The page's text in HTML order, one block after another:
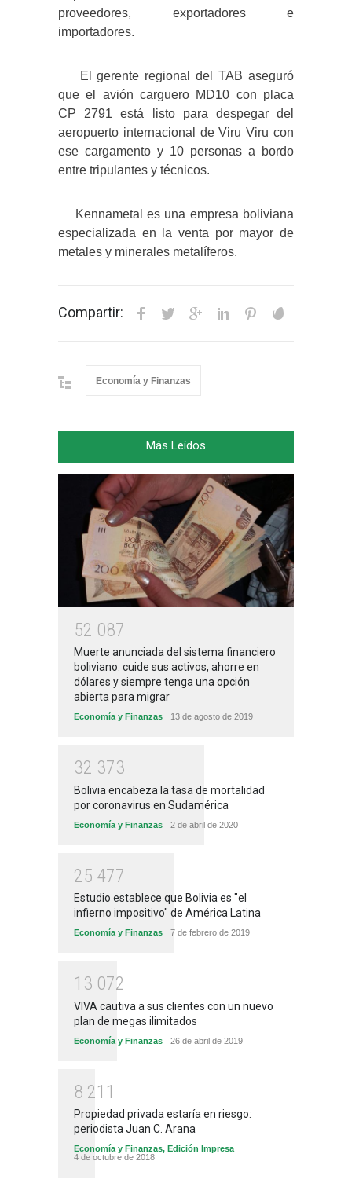
proveedores, exportadores e
importadores.
El gerente regional del TAB aseguró
que el avión carguero MD10 con placa
CP 2791 está listo para despegar del
aeropuerto internacional de Viru Viru con
ese cargamento y 10 personas a bordo
entre tripulantes y técnicos.
Kennametal es una empresa boliviana
especializada en la venta por mayor de
metales y minerales metalíferos.
Compartir:
Economía y Finanzas
Más Leídos
52 087
Muerte anunciada del sistema financiero
boliviano: cuide sus activos, ahorre en
dólares y siempre tenga una opción
abierta para migrar
Economía y Finanzas 13 de agosto de 2019
32 373
Bolivia encabeza la tasa de mortalidad
por coronavirus en Sudamérica
Economía y Finanzas 2 de abril de 2020
25 477
Estudio establece que Bolivia es "el
infierno impositivo" de América Latina
Economía y Finanzas 7 de febrero de 2019
1 3 072
VIVA cautiva a sus clientes con un nuevo
plan de megas ilimitados
Economía y Finanzas 26 de abril de 2019
8 21 1
Propiedad privada estaría en riesgo:
periodista Juan C. Arana
Economía y Finanzas, Edición Impresa
4 de octubre de 2018